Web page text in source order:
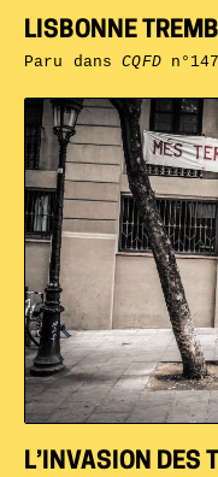
L’INVASION DES
LISBONNE
Paru dansCQFD